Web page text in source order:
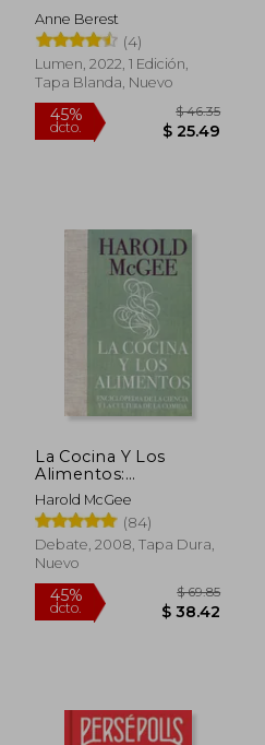
Anne Berest
(4)
Lumen, 2022, 1 Edición,
Tapa Blanda, Nuevo
Rápido
La Cocina Y Los
Alimentos:
Enciclopedia de la
Ciencia Y La Cultura
de la Comida / On
Food and Cooking
Harold McGee
(84)
Debate, 2008, Tapa Dura,
Nuevo